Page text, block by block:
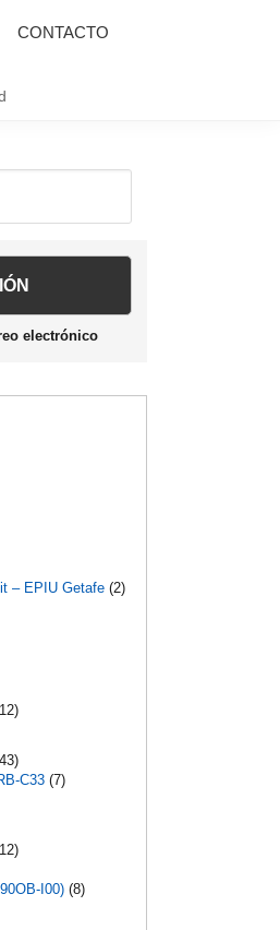
CONTACTO
electrónico
– EPIU Getafe (2)
C33 (7)
I00) (8)